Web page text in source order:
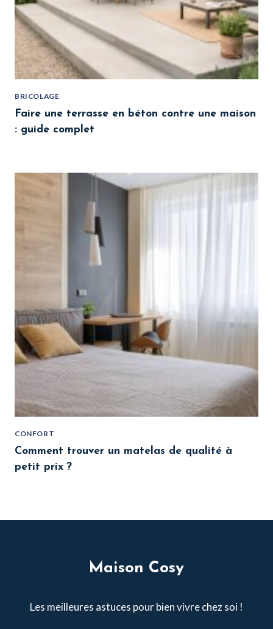
BRICOLAGE
Faire une terrasse en béton contre une maison
: guide complet
CONFORT
Comment trouver un matelas de qualité à
petit prix ?
Maison Cosy
Les meilleures astuces pour bien vivre chez soi !